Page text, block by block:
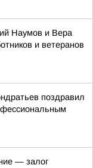
Наумов и Вера
и ветеранов
поздравил
— залог